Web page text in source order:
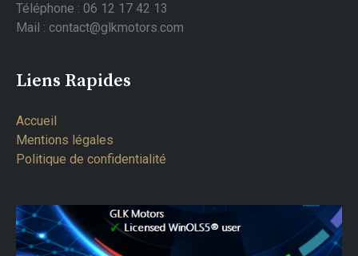
Téléphone : 06 12 17 42 13
Mail : contact@glkmotors.com
Liens Rapides
Accueil
Mentions légales
Politique de confidentialité